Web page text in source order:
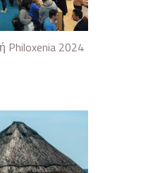
Philoxenia 2024